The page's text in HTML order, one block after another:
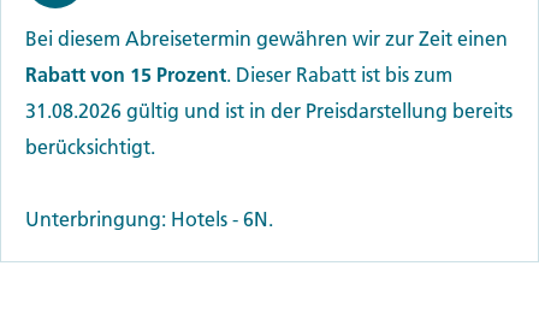
Bei diesem Abreisetermin gewähren wir zur Zeit einen
Rabatt von 15 Prozent. Dieser Rabatt ist bis zum
31.08.2026 gültig und ist in der Preisdarstellung bereits
berücksichtigt.
Unterbringung: Hotels - 6N.